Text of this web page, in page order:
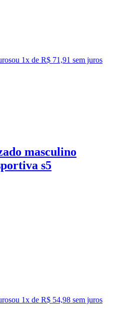
ou 1x de R$ 71,91 sem juros
masculino
s5
ou 1x de R$ 54,98 sem juros